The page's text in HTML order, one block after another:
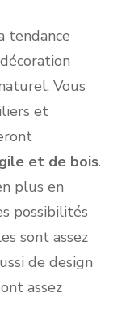
tendance
Vous
et
et de bois.
plus en
possibilités
sont assez
de design
assez